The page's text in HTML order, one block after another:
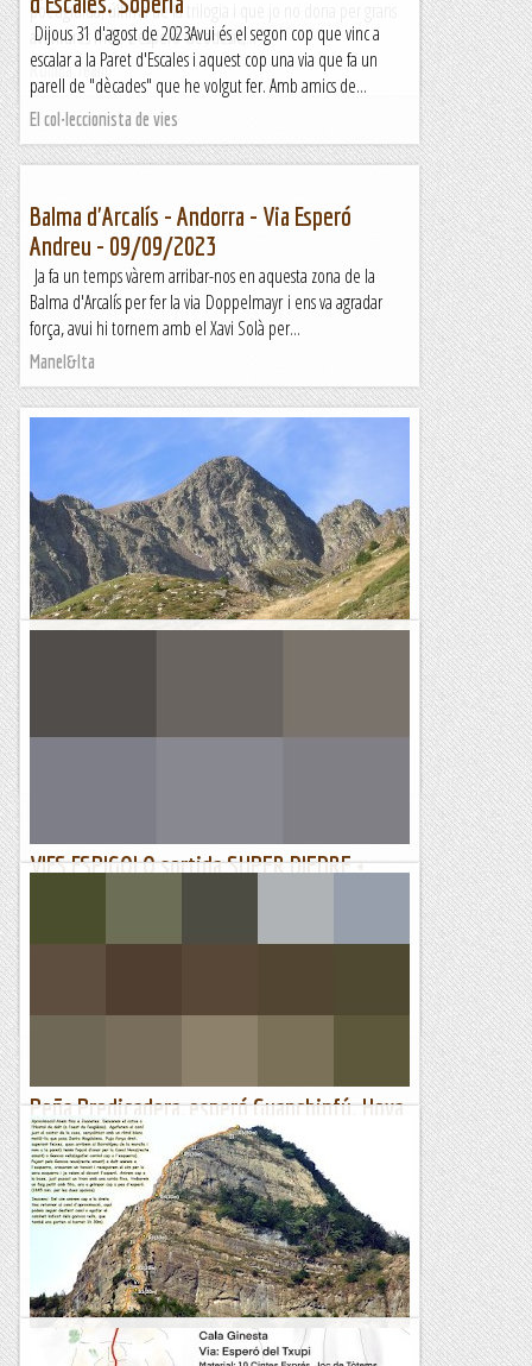
poc agraïda, última de la trilogia i que jo no dona per grans
aventures més. L'esperó Geodèsic,...
Rumba Team
Dijous 31 d'agost de 2023Avui és el segon cop que vinc a
escalar a la Paret d'Escales i aquest cop una via que fa un
parell de "dècades" que he volgut fer. Amb amics de...
El col·leccionista de vies
Balma d'Arcalís - Andorra - Via Esperó
Andreu - 09/09/2023
Ja fa un temps vàrem arribar-nos en aquesta zona de la
Balma d'Arcalís per fer la via Doppelmayr i ens va agradar
força, avui hi tornem amb el Xavi Solà per...
Manel&Ita
Un front de nord va deixar una coberta blanca sobre...
VIES ESPIGOLO sortida SUPER DIEDRE +
possibilitats de mullar-nos, però tot i la meteo he quedat
Els Visas
Peña Predicadera, esperó Guanchinfú. Hoya
de Huesca. Aragó. 17-12-2022.
Amb el dia que fa avui només podem escalar a Peña
Predicadera Continuem la nostra estada per Osca,
avui dissabte el dia es lleva...
Jaumegrimp 2
Puigsacalm, esperó dels Llops